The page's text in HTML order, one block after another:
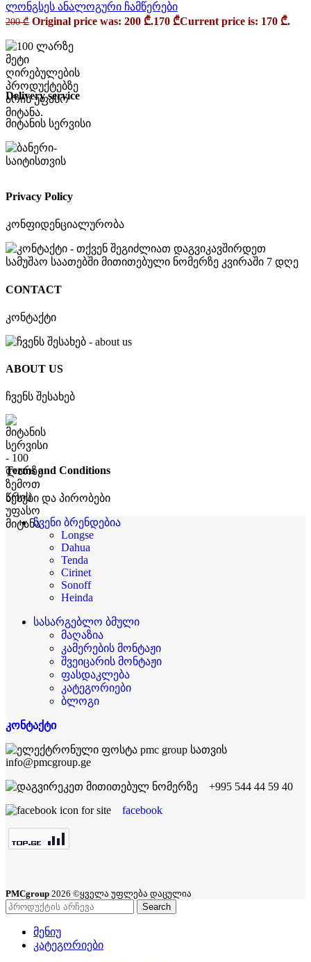
ლონგსეს ანალოგური ჩამწერები
200₾ Original price was: 200 ₾.170 ₾Current price is: 170 ₾.
Delivery service
მიტანის სერვისი
Privacy Policy
კონფიდენციალურობა
CONTACT
კონტაქტი
ABOUT US
ჩვენს შესახებ
Terms and Conditions
წესები და პირობები
ჩვენი ბრენდებია
Longse
Dahua
Tenda
Cirinet
Sonoff
Heinda
სასარგებლო ბმული
მაღაზია
კამერების მონტაჟი
შვეიცარის მონტაჟი
ფასდაკლება
კატეგორიები
ბლოგი
კონტაქტი
info@pmcgroup.ge
+995 544 44 59 40
facebook
PMCgroup 2026 ©ყველა უფლება დაცულია
Search
მენიუ
კატეგორიები